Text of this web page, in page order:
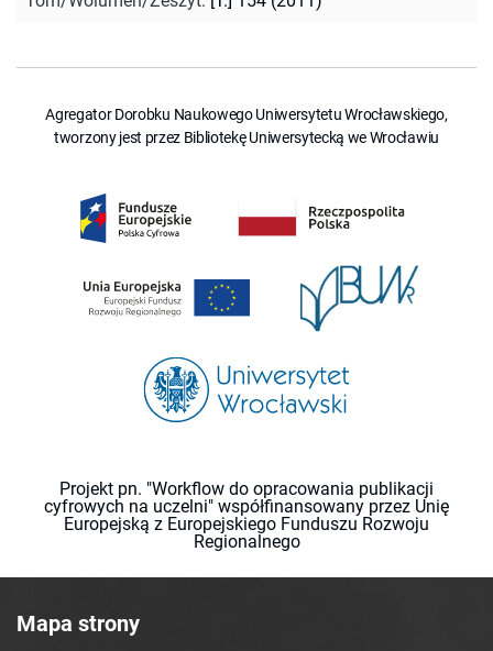
Agregator Dorobku Naukowego Uniwersytetu Wrocławskiego,
tworzony jest przez Bibliotekę Uniwersytecką we Wrocławiu
Projekt pn. "Workflow do opracowania publikacji
cyfrowych na uczelni" współfinansowany przez Unię
Europejską z Europejskiego Funduszu Rozwoju
Regionalnego
Mapa strony